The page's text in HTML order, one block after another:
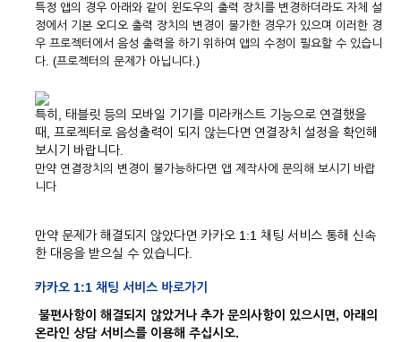
특정 앱의 경우 아래와 같이 윈도우의 출력 장치를 변경하더라도 자체 설
정에서 기본 오디오 출력 장치의 변경이 불가한 경우가 있으며 이러한 경
우 프로젝터에서 음성 출력을 하기 위하여 앱의 수정이 필요할 수 있습니
다. (프로젝터의 문제가 아닙니다.)
특히
태블릿 등의 모바일 기기를 미라캐스트 기능으로 연결했을
때, 프로젝터로 음성출력이 되지 않는다면 연결장치 설정을 확인해
보시기 바랍니다.
만약 연결장치의 변경이 불가능하다면 앱 제작사에 문의해 보시기 바랍
니다
만약 문제가 해결되지 않았다면 카카오 1:1 채팅 서비스 통해 신속
한 대응을 받으실 수 있습니다.
카카오 1:1 채팅 서비스 바로가기
불편사항이 해결되지 않았거나 추가 문의사항이 있으시면, 아래의
온라인 상담 서비스를 이용해 주십시오.